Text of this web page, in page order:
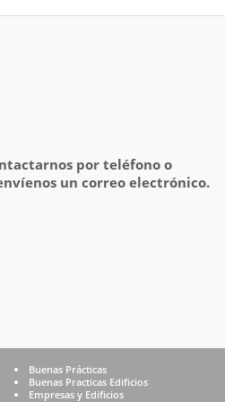
por teléfono o
un correo electrónico.
Buenas Prácticas
Buenas Practicas Edificios
Empresas y Edificios